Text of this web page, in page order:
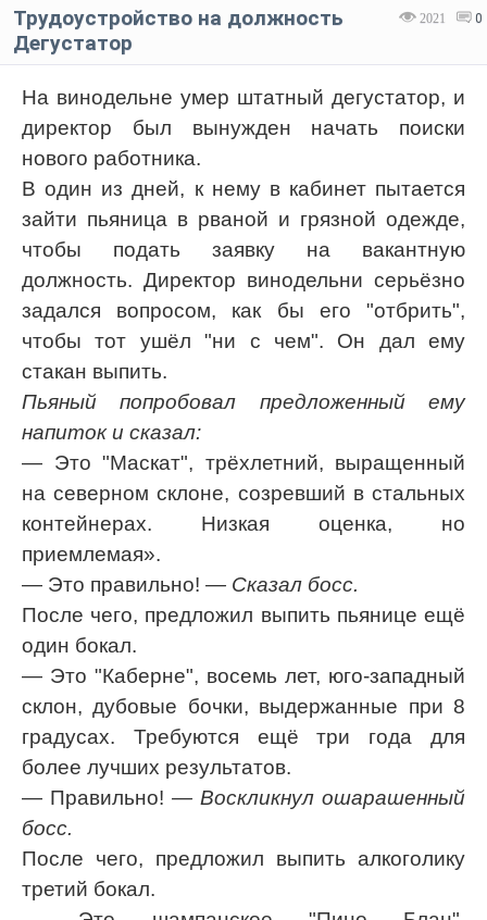
2021 0
Трудоустройство на должность
Дегустатор
На винодельне умер штатный дегустатор, и
директор был вынужден начать поиски
нового работника.
В один из дней, к нему в кабинет пытается
зайти пьяница в рваной и грязной одежде,
чтобы подать заявку на вакантную
должность. Директор винодельни серьёзно
задался вопросом, как бы его "отбрить",
чтобы тот ушёл "ни с чем". Он дал ему
стакан выпить.
Пьяный попробовал предложенный ему
напиток и сказал:
— Это "Маскат", трёхлетний, выращенный
на северном склоне, созревший в стальных
контейнерах. Низкая оценка, но
приемлемая».
— Это правильно! — Сказал босс.
После чего, предложил выпить пьянице ещё
один бокал.
— Это "Каберне", восемь лет, юго-западный
склон, дубовые бочки, выдержанные при 8
градусах. Требуются ещё три года для
более лучших результатов.
— Правильно! — Воскликнул ошарашенный
босс.
После чего, предложил выпить алкоголику
третий бокал.